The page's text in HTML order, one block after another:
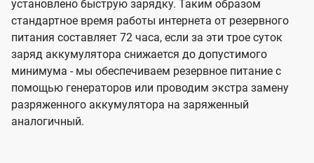
установлено быструю зарядку. Таким образом
стандартное время работы интернета от резервного
питания составляет 72 часа, если за эти трое суток
заряд аккумулятора снижается до допустимого
минимума - мы обеспечиваем резервное питание с
помощью генераторов или проводим экстра замену
разряженного аккумулятора на заряженный
аналогичный.